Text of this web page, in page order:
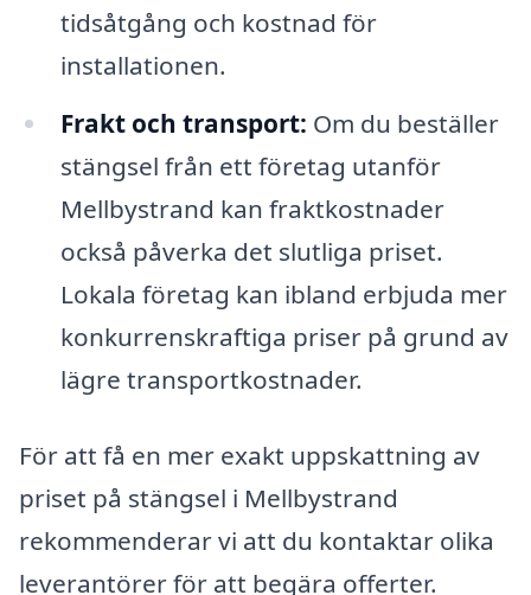
tidsåtgång och kostnad för
installationen.
Frakt och transport: Om du beställer
stängsel från ett företag utanför
Mellbystrand kan fraktkostnader
också påverka det slutliga priset.
Lokala företag kan ibland erbjuda mer
konkurrenskraftiga priser på grund av
lägre transportkostnader.
För att få en mer exakt uppskattning av
priset på stängsel i Mellbystrand
rekommenderar vi att du kontaktar olika
leverantörer för att begära offerter.